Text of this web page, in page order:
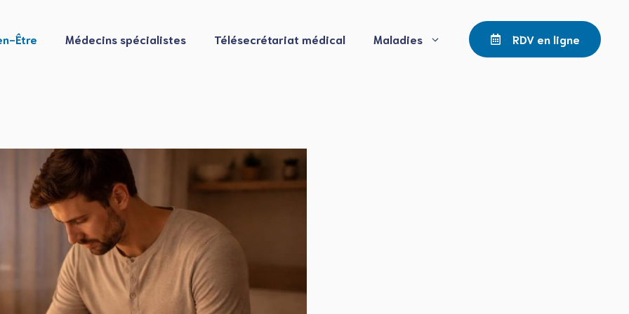
Être Médecins spécialistes Télésecrétariat médical Maladies RDV en ligne